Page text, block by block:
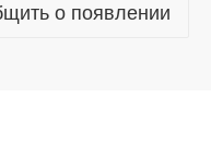
о появлении